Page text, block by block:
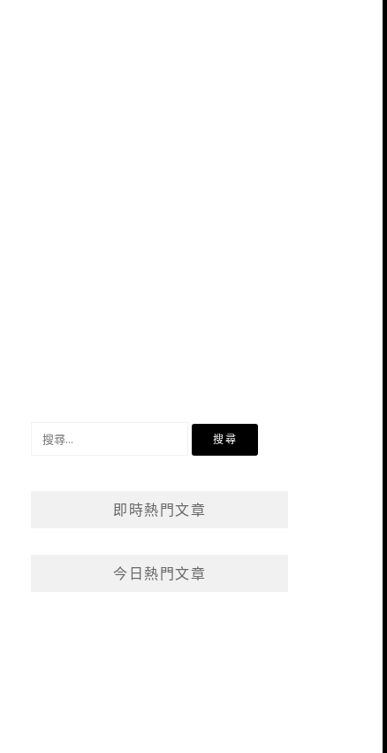
即時熱門文章
今日熱門文章